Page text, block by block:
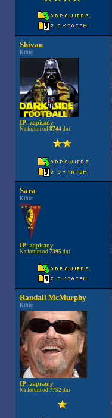
Shivan
Kibic
IP: zapisany
Na forum od 8744dni
Sara
Kibic
IP: zapisany
Na forum od 7395dni
Randall McMurphy
Kibic
IP: zapisany
Na forum od 7752dni